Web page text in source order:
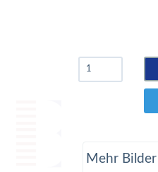
Mehr Bilder